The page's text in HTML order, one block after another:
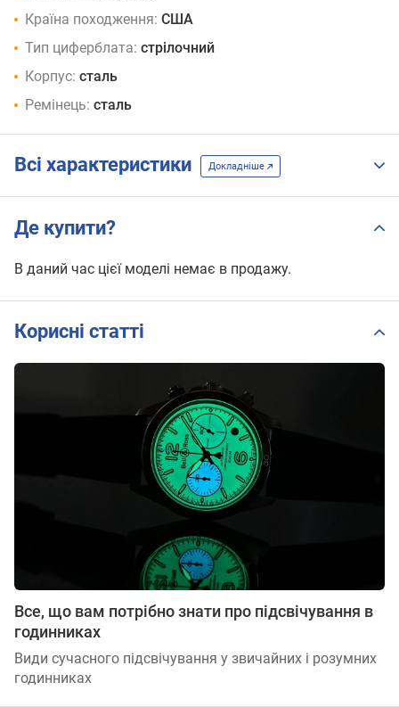
Країна походження: США
Тип циферблата: стрілочний
Корпус: сталь
Ремінець: сталь
Всі характеристики Докладніше
Де купити?
В даний час цієї моделі немає в продажу.
Корисні статті
Все, що вам потрібно знати про підсвічування в
годинниках
Види сучасного підсвічування у звичайних і розумних
годинниках